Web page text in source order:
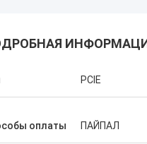
PCIE
оплаты ПАЙПАЛ